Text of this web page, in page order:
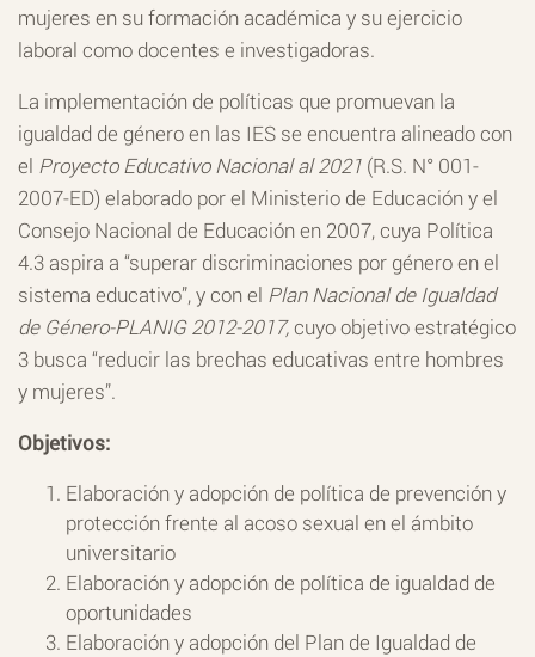
mujeres en su formación académica y su ejercicio
laboral como docentes e investigadoras.
La implementación de políticas que promuevan la
igualdad de género en las IES se encuentra alineado con
el Proyecto Educativo Nacional al 2021 (R.S. N° 001-
2007-ED) elaborado por el Ministerio de Educación y el
Consejo Nacional de Educación en 2007, cuya Política
4.3 aspira a “superar discriminaciones por género en el
sistema educativo”, y con el Plan Nacional de Igualdad
de Género-PLANIG 2012-2017,cuyo objetivo estratégico
3 busca “reducir las brechas educativas entre hombres
y mujeres”.
Objetivos:
Elaboración y adopción de política de prevención y
protección frente al acoso sexual en el ámbito
universitario
Elaboración y adopción de política de igualdad de
oportunidades
Elaboración y adopción del Plan de Igualdad de